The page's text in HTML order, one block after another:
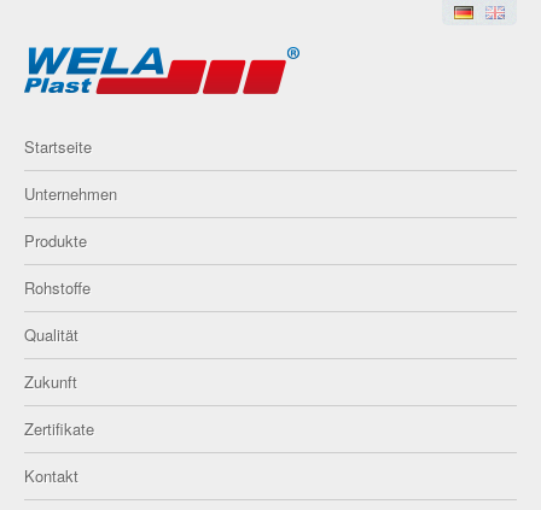
Startseite
Unternehmen
Produkte
Rohstoffe
Qualität
Zukunft
Zertifikate
Kontakt